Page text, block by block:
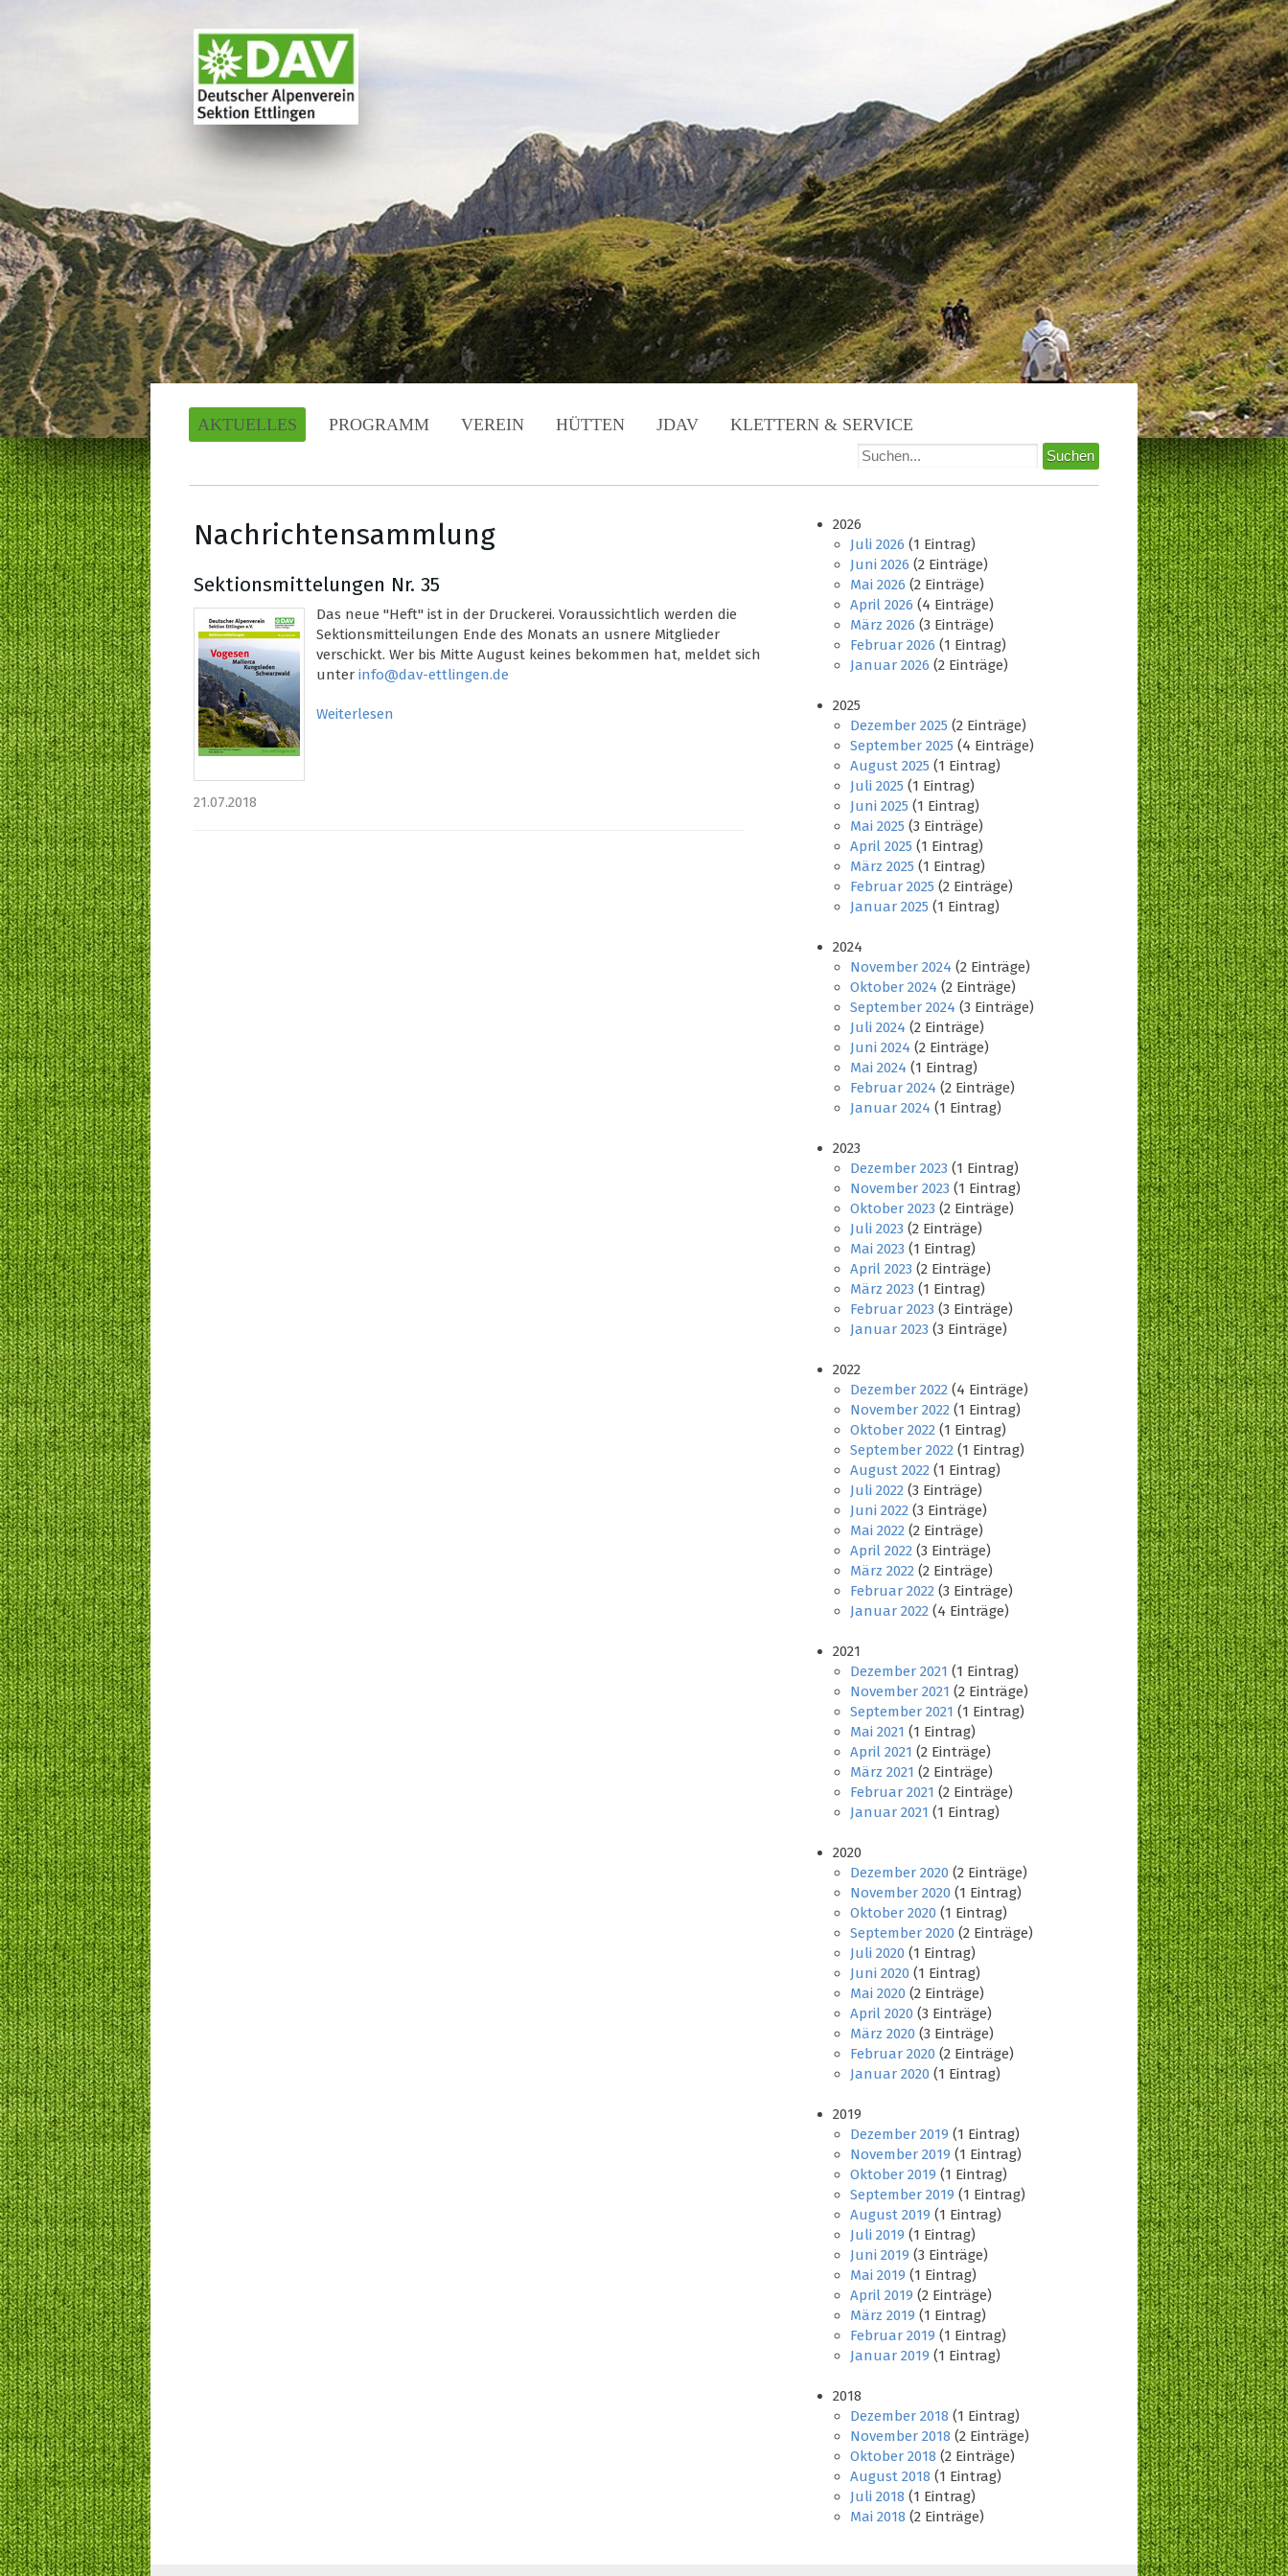
AKTUELLES PROGRAMM VEREIN HÜTTEN JDAV KLETTERN & SERVICE
2026
Juli 2026 (1 Eintrag)
Juni 2026 (2 Einträge)
Mai 2026 (2 Einträge)
April 2026 (4 Einträge)
März 2026 (3 Einträge)
Februar 2026 (1 Eintrag)
Januar 2026 (2 Einträge)
2025
Dezember 2025 (2 Einträge)
September 2025 (4 Einträge)
August 2025 (1 Eintrag)
Juli 2025 (1 Eintrag)
Juni 2025 (1 Eintrag)
Mai 2025 (3 Einträge)
April 2025 (1 Eintrag)
März 2025 (1 Eintrag)
Februar 2025 (2 Einträge)
Januar 2025 (1 Eintrag)
2024
November 2024 (2 Einträge)
Oktober 2024 (2 Einträge)
September 2024 (3 Einträge)
Juli 2024 (2 Einträge)
Juni 2024 (2 Einträge)
Mai 2024 (1 Eintrag)
Februar 2024 (2 Einträge)
Januar 2024 (1 Eintrag)
2023
Dezember 2023 (1 Eintrag)
November 2023 (1 Eintrag)
Oktober 2023 (2 Einträge)
Juli 2023 (2 Einträge)
Mai 2023 (1 Eintrag)
April 2023 (2 Einträge)
März 2023 (1 Eintrag)
Februar 2023 (3 Einträge)
Januar 2023 (3 Einträge)
2022
Dezember 2022 (4 Einträge)
November 2022 (1 Eintrag)
Oktober 2022 (1 Eintrag)
September 2022 (1 Eintrag)
August 2022 (1 Eintrag)
Juli 2022 (3 Einträge)
Juni 2022 (3 Einträge)
Mai 2022 (2 Einträge)
April 2022 (3 Einträge)
März 2022 (2 Einträge)
Februar 2022 (3 Einträge)
Januar 2022 (4 Einträge)
2021
Dezember 2021 (1 Eintrag)
November 2021 (2 Einträge)
September 2021 (1 Eintrag)
Mai 2021 (1 Eintrag)
April 2021 (2 Einträge)
März 2021 (2 Einträge)
Februar 2021 (2 Einträge)
Januar 2021 (1 Eintrag)
2020
Dezember 2020 (2 Einträge)
November 2020 (1 Eintrag)
Oktober 2020 (1 Eintrag)
September 2020 (2 Einträge)
Juli 2020 (1 Eintrag)
Juni 2020 (1 Eintrag)
Mai 2020 (2 Einträge)
April 2020 (3 Einträge)
März 2020 (3 Einträge)
Februar 2020 (2 Einträge)
Januar 2020 (1 Eintrag)
2019
Dezember 2019 (1 Eintrag)
November 2019 (1 Eintrag)
Oktober 2019 (1 Eintrag)
September 2019 (1 Eintrag)
August 2019 (1 Eintrag)
Juli 2019 (1 Eintrag)
Juni 2019 (3 Einträge)
Mai 2019 (1 Eintrag)
April 2019 (2 Einträge)
März 2019 (1 Eintrag)
Februar 2019 (1 Eintrag)
Januar 2019 (1 Eintrag)
2018
Dezember 2018 (1 Eintrag)
November 2018 (2 Einträge)
Oktober 2018 (2 Einträge)
August 2018 (1 Eintrag)
Juli 2018 (1 Eintrag)
Mai 2018 (2 Einträge)
Nachrichtensammlung
Sektionsmittelungen Nr. 35
Das neue "Heft" ist in der Druckerei. Voraussichtlich werden die
Sektionsmitteilungen Ende des Monats an usnere Mitglieder
verschickt. Wer bis Mitte August keines bekommen hat, meldet sich
unter info@dav-ettlingen.de
Weiterlesen
21.07.2018